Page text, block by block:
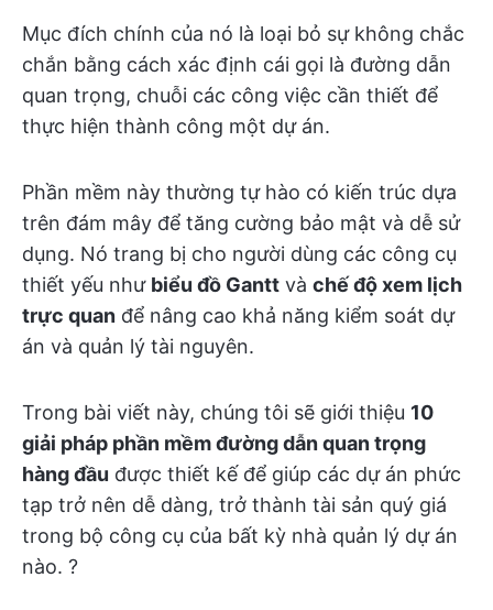
Mục đích chính của nó là loại bỏ sự không chắc
chắn bằng cách xác định cái gọi là đường dẫn
quan trọng, chuỗi các công việc cần thiết để
thực hiện thành công một dự án.
Phần mềm này thường tự hào có kiến trúc dựa
trên đám mây để tăng cường bảo mật và dễ sử
dụng. Nó trang bị cho người dùng các công cụ
thiết yếu như biểu đồ Gantt và chế độ xem lịch
trực quan để nâng cao khả năng kiểm soát dự
án và quản lý tài nguyên.
Trong bài viết này, chúng tôi sẽ giới thiệu 10
giải pháp phần mềm đường dẫn quan trọng
hàng đầu được thiết kế để giúp các dự án phức
tạp trở nên dễ dàng, trở thành tài sản quý giá
trong bộ công cụ của bất kỳ nhà quản lý dự án
nào. ?